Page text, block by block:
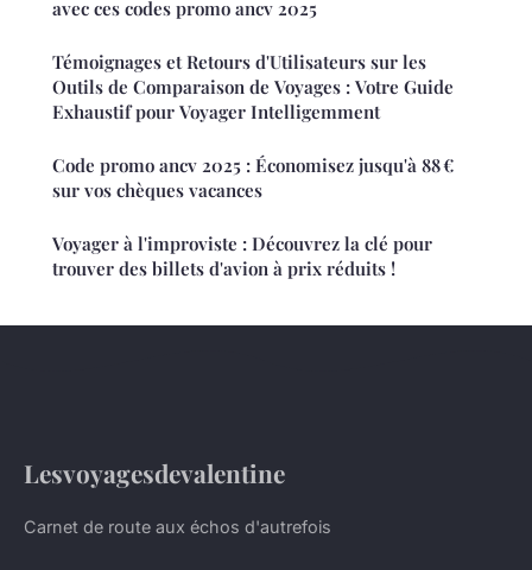
avec ces codes promo ancv 2025
Témoignages et Retours d'Utilisateurs sur les
Outils de Comparaison de Voyages : Votre Guide
Exhaustif pour Voyager Intelligemment
Code promo ancv 2025 : Économisez jusqu'à 88 €
sur vos chèques vacances
Voyager à l'improviste : Découvrez la clé pour
trouver des billets d'avion à prix réduits !
Lesvoyagesdevalentine
Carnet de route aux échos d'autrefois